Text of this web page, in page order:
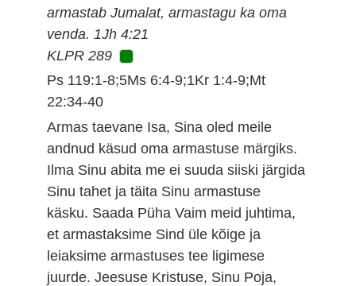
armastab Jumalat, armastagu ka oma
venda. 1Jh 4:21
KLPR 289
Ps 119:1-8;5Ms 6:4-9;1Kr 1:4-9;Mt
22:34-40
Armas taevane Isa, Sina oled meile
andnud käsud oma armastuse märgiks.
Ilma Sinu abita me ei suuda siiski järgida
Sinu tahet ja täita Sinu armastuse
käsku. Saada Püha Vaim meid juhtima,
et armastaksime Sind üle kõige ja
leiaksime armastuses tee ligimese
juurde. Jeesuse Kristuse, Sinu Poja,